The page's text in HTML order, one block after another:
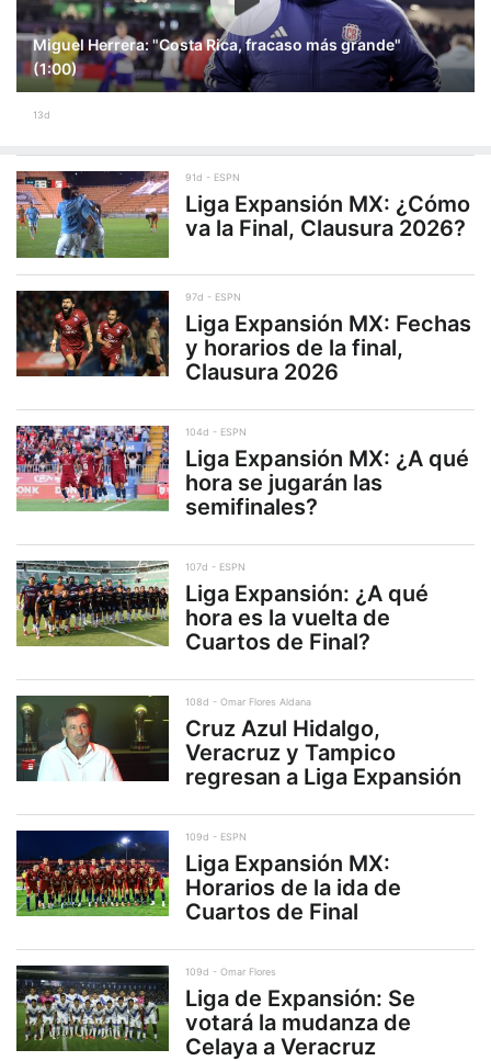
Miguel Herrera: "Costa Rica, fracaso más grande"
(1:00)
13d
91d ESPN
Liga Expansión MX: ¿Cómo
va la Final, Clausura 2026?
97d ESPN
Liga Expansión MX: Fechas
y horarios de la final,
Clausura 2026
104d ESPN
Liga Expansión MX: ¿A qué
hora se jugarán las
semifinales?
107d ESPN
Liga Expansión: ¿A qué
hora es la vuelta de
Cuartos de Final?
108d Omar Flores Aldana
Cruz Azul Hidalgo,
Veracruz y Tampico
regresan a Liga Expansión
109d ESPN
Liga Expansión MX:
Horarios de la ida de
Cuartos de Final
109d Omar Flores
Liga de Expansión: Se
votará la mudanza de
Celaya a Veracruz